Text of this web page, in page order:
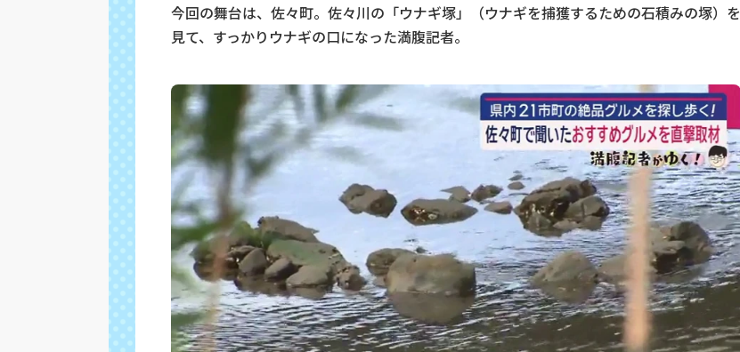
今回の舞台は、佐々町。佐々川の「ウナギ塚」（ウナギを捕獲するための石積みの塚）を
見て、すっかりウナギの口になった満腹記者。